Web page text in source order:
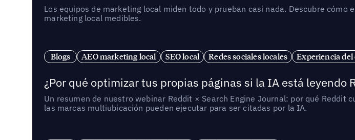
Los equipos de marketing local miden todo y prueban casi nada. Descubre
marketing local medibles.
Blogs AEO marketing local SEO local Redes sociales locales Experiencia del
¿Por qué optimizar tus propias páginas si la IA está leyendo
Un resumen de nuestro webinar Reddit × Search Engine Journal: por qué
las marcas multiubicación pueden ejecutar para ser citadas por la IA.